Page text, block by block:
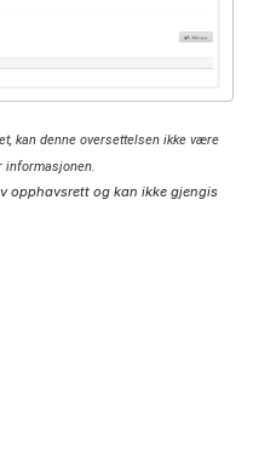
kan denne oversettelsen ikke være
informasjonen.
opphavsrett og kan ikke gjengis